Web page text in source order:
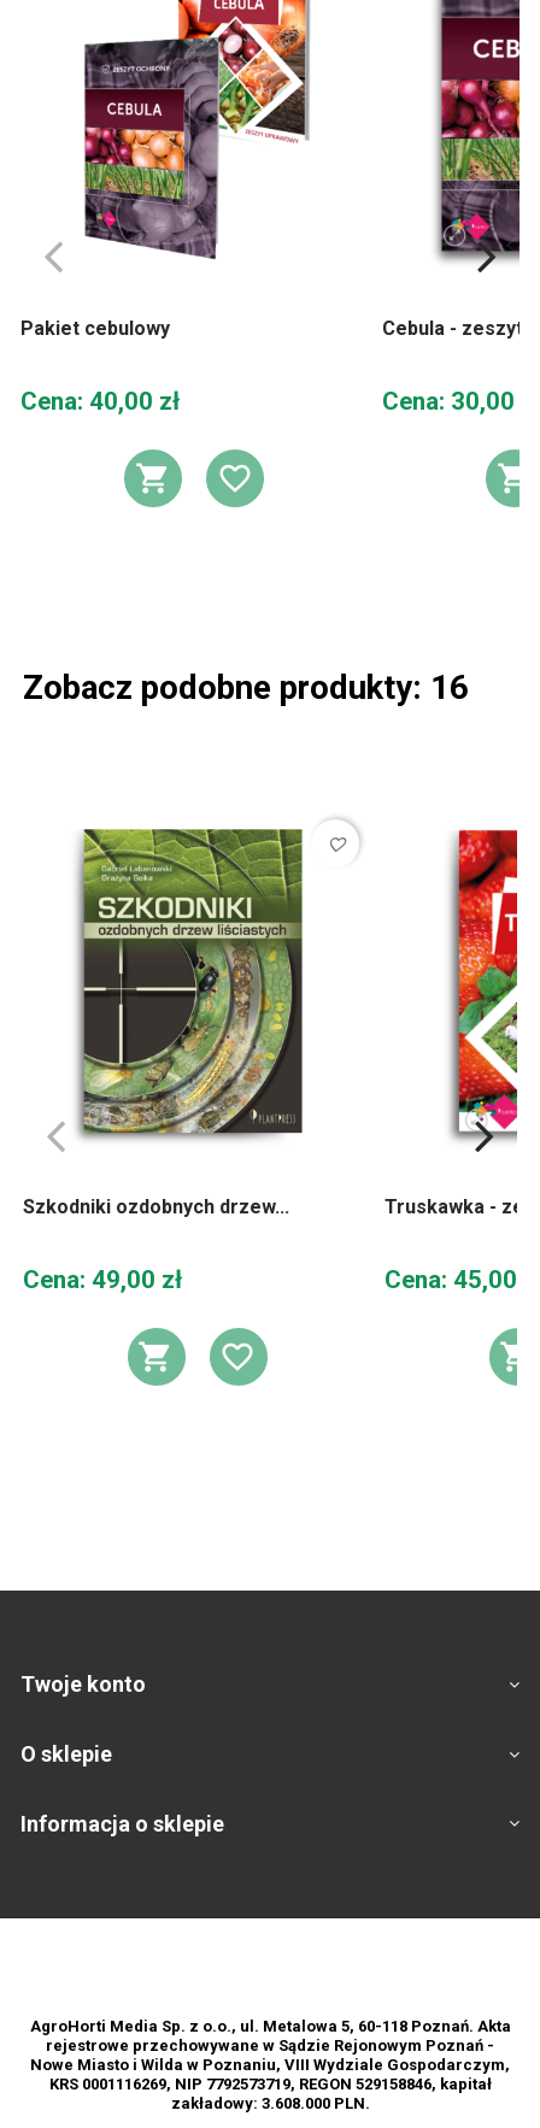
Pakiet cebulowy
Cena
Cena: 40,00 zł
DODAJ DO KOSZYKA
DODAJ DO
Cebula - zeszyt
Cena
Cena: 30,00
Zobacz podobne produkty: 16
favorite_border
Szkodniki ozdobnych drzew...
Cena
Cena: 49,00 zł
DODAJ DO KOSZYKA
DODAJ DO
Truskawka -
Cena
Cena: 45,00
Twoje konto
O sklepie
Informacja o sklepie
AgroHorti Media Sp. z o.o., ul. Metalowa 5, 60-118 Poznań. Akta
rejestrowe przechowywane w Sądzie Rejonowym Poznań -
Nowe Miasto i Wilda w Poznaniu, VIII Wydziale Gospodarczym,
KRS 0001116269, NIP 7792573719, REGON 529158846, kapitał
zakładowy: 3.608.000 PLN.